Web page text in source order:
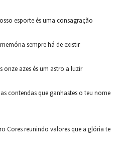
esporte és uma consagração
sempre há de existir
onze azes és um astro a luzir
contendas que ganhastes o teu nome
Cores reunindo valores que a glória te